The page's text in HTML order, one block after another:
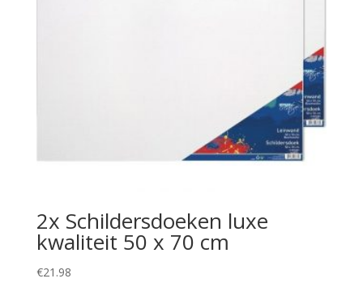
2x Schildersdoeken luxe
kwaliteit 50 x 70 cm
€21.98